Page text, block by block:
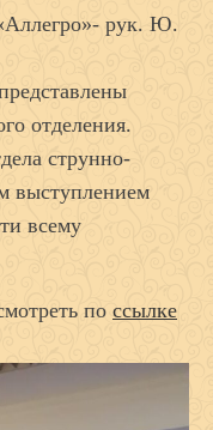
рук. Ю.
отделения.
струнно-
выступлением
всему
по ссылке